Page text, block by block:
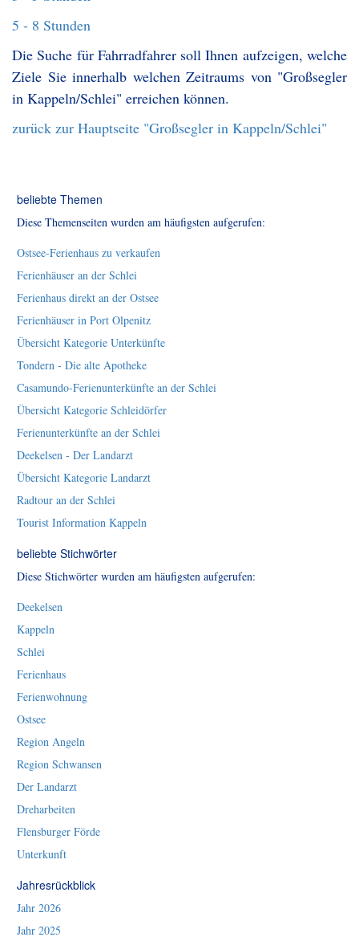
5 - 8 Stunden
Die Suche für Fahrradfahrer soll Ihnen aufzeigen, welche
Ziele Sie innerhalb welchen Zeitraums von "Großsegler
in Kappeln/Schlei" erreichen können.
zurück zur Hauptseite "Großsegler in Kappeln/Schlei"
beliebte Themen
Diese Themenseiten wurden am häufigsten aufgerufen:
Ostsee-Ferienhaus zu verkaufen
Ferienhäuser an der Schlei
Ferienhaus direkt an der Ostsee
Ferienhäuser in Port Olpenitz
Übersicht Kategorie Unterkünfte
Tondern - Die alte Apotheke
Casamundo-Ferienunterkünfte an der Schlei
Übersicht Kategorie Schleidörfer
Ferienunterkünfte an der Schlei
Deekelsen - Der Landarzt
Übersicht Kategorie Landarzt
Radtour an der Schlei
Tourist Information Kappeln
beliebte Stichwörter
Diese Stichwörter wurden am häufigsten aufgerufen:
Deekelsen
Kappeln
Schlei
Ferienhaus
Ferienwohnung
Ostsee
Region Angeln
Region Schwansen
Der Landarzt
Dreharbeiten
Flensburger Förde
Unterkunft
Jahresrückblick
Jahr 2026
Jahr 2025